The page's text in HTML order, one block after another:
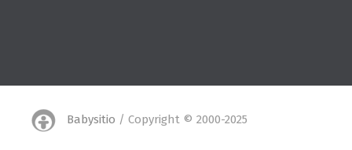
Babysitio / Copyright © 2000-2025